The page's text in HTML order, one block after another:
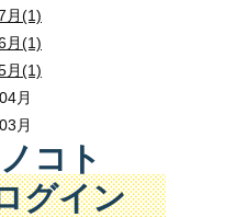
月(1)
月(1)
月(1)
月
月
は
メールアドレス 】 をお知らせ
ナー視聴用のご案内メールを
ボタンをクリックすると、
。
ください。
ください。
と税負担を軽減できる
しない方法
日（日）１０：００～１２
２Ｆ 『 異業種交流スペース
コト
グイン